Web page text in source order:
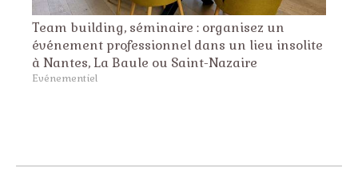
Team building, séminaire : organisez un
événement professionnel dans un lieu insolite
à Nantes, La Baule ou Saint-Nazaire
Evénementiel